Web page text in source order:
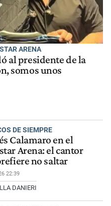
ARENA
al presidente de la
somos unos
DE SIEMPRE
Calamaro en el
Arena: el cantor
no saltar
22:39
DANIERI